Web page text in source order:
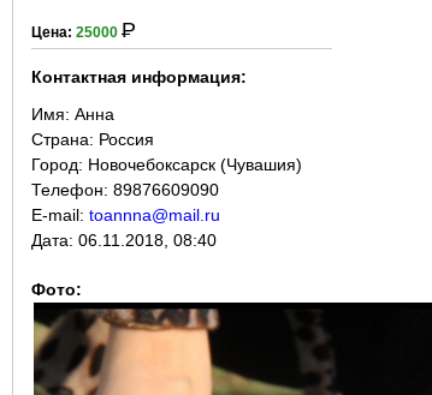
Цена: 25000 Р
Контактная информация:
Имя: Анна
Страна: Россия
Город: Новочебоксарск (Чувашия)
Телефон: 89876609090
E-mail: toannna@mail.ru
Дата: 06.11.2018, 08:40
Фото: